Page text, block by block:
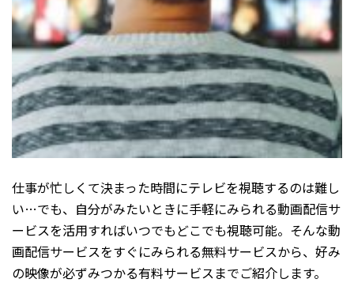
仕事が忙しくて決まった時間にテレビを視聴するのは難し
い…でも、自分がみたいときに手軽にみられる動画配信サ
ービスを活用すればいつでもどこでも視聴可能。そんな動
画配信サービスをすぐにみられる無料サービスから、好み
の映像が必ずみつかる有料サービスまでご紹介します。